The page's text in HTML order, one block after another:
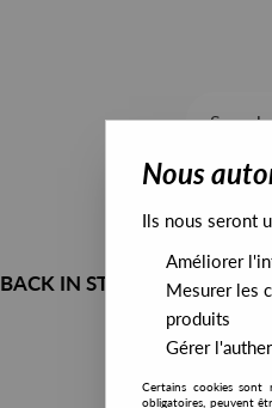
BACK IN STOCK ALL
Nous
Ils nous seront
Améliorer
Mesurer les
produits
Gérer
Certains cookies sont
obligatoires, peuvent